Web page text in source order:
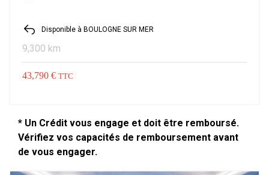
Disponible à BOULOGNE SUR MER
9,300 km
43,790 € TTC
* Un Crédit vous engage et doit être remboursé.
Vérifiez vos capacités de remboursement avant
de vous engager.